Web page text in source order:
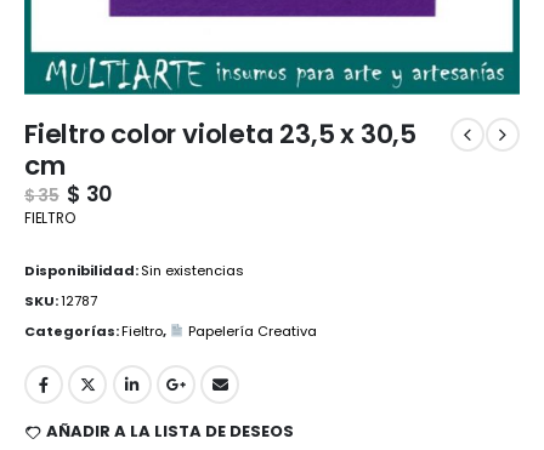
Fieltro color violeta 23,5 x 30,5
cm
$35 $ 30
FIELTRO
Disponibilidad:Sin existencias
SKU:12787
Categorías:Fieltro, Papelería Creativa
AÑADIR A LA LISTA DE DESEOS